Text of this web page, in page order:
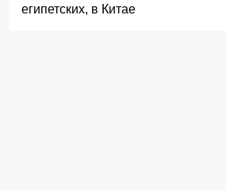
египетских, в Китае